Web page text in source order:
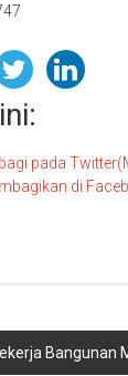
pada
di
Bangunan